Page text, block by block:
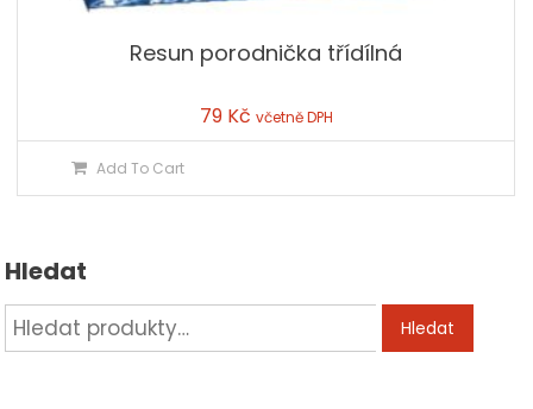
Resun porodnička třídílná
79 Kč včetně DPH
Add To Cart
Hledat
Hledat: Hledat